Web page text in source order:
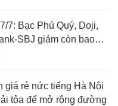
7: Bạc Phú Quý, Doji,
SBJ giảm còn bao
giá rẻ nức tiếng Hà Nội
tỏa để mở rộng đường